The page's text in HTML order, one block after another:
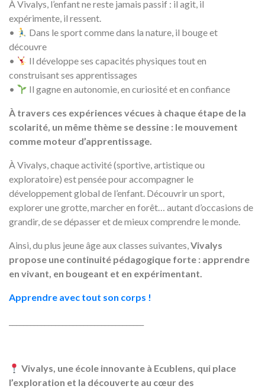
À Vivalys, l’enfant ne reste jamais passif : il agit, il
expérimente, il ressent.
•
Dans le sport comme dans la nature, il bouge et
découvre
•
Il développe ses capacités physiques tout en
construisant ses apprentissages
•
Il gagne en autonomie, en curiosité et en confiance
À travers ces expériences vécues à chaque étape de la
scolarité, un même thème se dessine : le mouvement
comme moteur d’apprentissage.
À Vivalys, chaque activité (sportive, artistique ou
exploratoire) est pensée pour accompagner le
développement global de l’enfant. Découvrir un sport,
explorer une grotte, marcher en forêt… autant d’occasions de
grandir, de se dépasser et de mieux comprendre le monde.
Ainsi, du plus jeune âge aux classes suivantes,Vivalys
propose une continuité pédagogique forte : apprendre
en vivant, en bougeant et en expérimentant.
Apprendre avec tout son corps !
Vivalys, une école innovante à Ecublens, qui place
l’exploration et la découverte au cœur des